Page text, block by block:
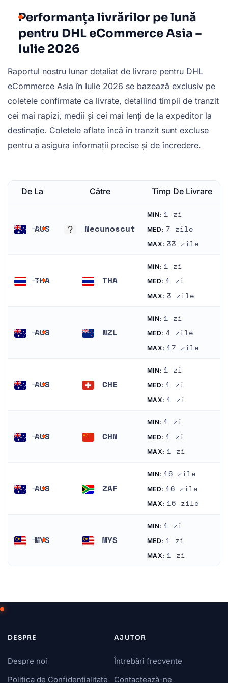
Performanța livrărilor pe lună
pentru DHL eCommerce Asia –
Iulie 2026
Raportul nostru lunar detaliat de livrare pentru DHL
eCommerce Asia în Iulie 2026 se bazează exclusiv pe
coletele confirmate ca livrate, detaliind timpii de tranzit
cei mai rapizi, medii și cei mai lenți de la expeditor la
destinație. Coletele aflate încă în tranzit sunt excluse
pentru a asigura informații precise și de încredere.
De La Către Timp De Livrare
AUS Necunoscut
MIN: 1 zi
MED: 7 zile
MAX: 33 zile
THA THA
MIN: 1 zi
MED: 1 zi
MAX: 3 zile
AUS NZL
MIN: 1 zi
MED: 4 zile
MAX: 17 zile
AUS CHE
MIN: 1 zi
MED: 1 zi
MAX: 1 zi
AUS CHN
MIN: 1 zi
MED: 1 zi
MAX: 1 zi
AUS ZAF
MIN: 16 zile
MED: 16 zile
MAX: 16 zile
MYS MYS
MIN: 1 zi
MED: 1 zi
MAX: 1 zi
DESPRE
Despre noi
Politica de Confidențialitate
AJUTOR
Întrebări frecvente
Contactează-ne